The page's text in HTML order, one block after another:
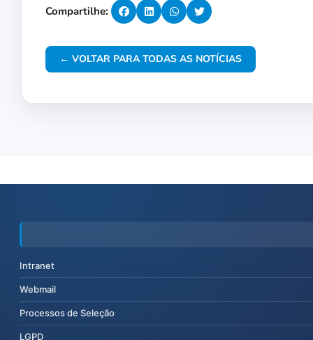
Compartilhe:
← VOLTAR PARA TODAS AS NOTÍCIAS
Intranet
Webmail
Processos de Seleção
LGPD